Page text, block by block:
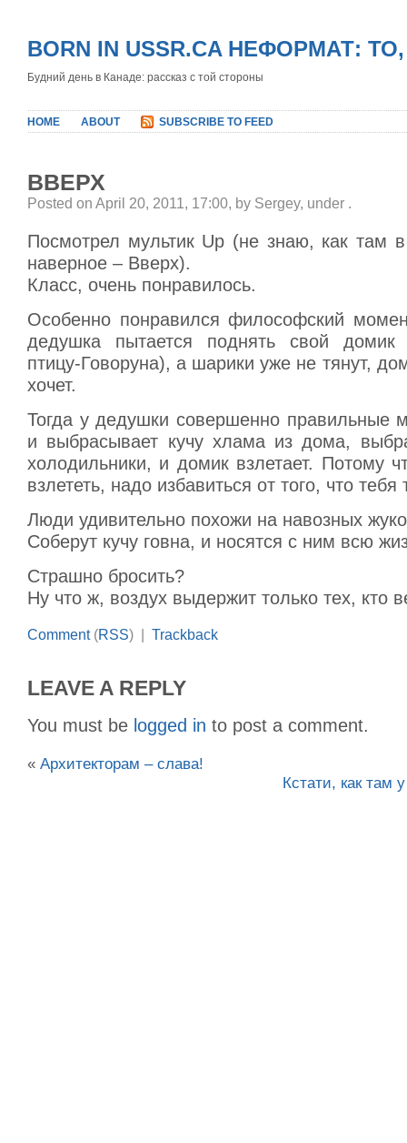
BORN IN USSR.CA НЕФОРМАТ:
Будний день в Канаде: рассказ с той стороны
HOME ABOUT SUBSCRIBE TO FEED
ВВЕРХ
Posted on April 20, 2011, 17:00, by Sergey, under .
Посмотрел мультик Up (не знаю, как там
наверное – Вверх).
Класс, очень понравилось.
Особенно понравился философский
дедушка пытается поднять свой домик
птицу-Говоруна), а шарики уже не тянут,
хочет.
Тогда у дедушки совершенно правильные
и выбрасывает кучу хлама из дома,
холодильники, и домик взлетает. Потому
взлететь, надо избавиться от того, что тебя
Люди удивительно похожи на навозных
Соберут кучу говна, и носятся с ним всю
Страшно бросить?
Ну что ж, воздух выдержит только тех, кто
Comment(RSS) | Trackback
LEAVE A REPLY
You must be logged in to post a comment.
« Архитекторам – слава!
Кстати, как там